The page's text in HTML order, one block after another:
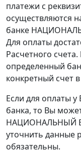
платежи с
осуществляются
банке
Для оплаты
Расчетного
определенный
конкретный счет
Если для оплаты
банка, то Вы
НАЦИОНАЛЬНЫЙ
уточнить данные
обязательны.